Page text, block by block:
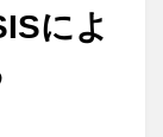
によ